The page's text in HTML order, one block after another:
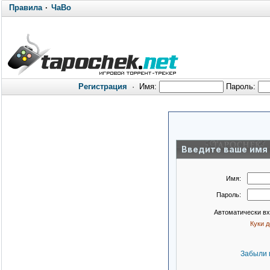
Правила· ЧаВо
Регистрация · Имя: Пароль:
Введите ваше имя
Имя:
Пароль:
Автоматически
Куки
Забыли